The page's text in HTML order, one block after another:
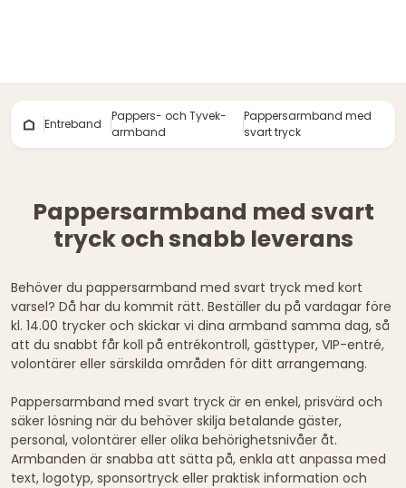
Entreband
Pappers- och Tyvek-
armband
Pappersarmband med
svart tryck
Pappersarmband med svart
tryck och snabb leverans
Behöver du pappersarmband med svart tryck med kort
varsel? Då har du kommit rätt. Beställer du på vardagar före
kl. 14.00 trycker och skickar vi dina armband samma dag, så
att du snabbt får koll på entrékontroll, gästtyper, VIP-entré,
volontärer eller särskilda områden för ditt arrangemang.
Pappersarmband med svart tryck är en enkel, prisvärd och
säker lösning när du behöver skilja betalande gäster,
personal, volontärer eller olika behörighetsnivåer åt.
Armbanden är snabba att sätta på, enkla att anpassa med
text, logotyp, sponsortryck eller praktisk information och